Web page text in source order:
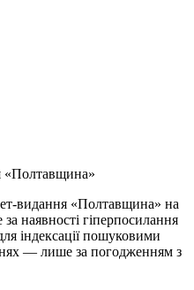
«Полтавщина»
видання «Полтавщина» на
наявності гіперпосилання
індексації пошуковими
— лише за погодженням з